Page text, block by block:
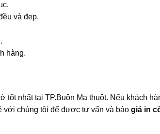
và đẹp.
hàng.
tốt nhất tại TP.Buôn Ma thuột. Nếu khách
với chúng tôi để được tư vấn và báo giá in